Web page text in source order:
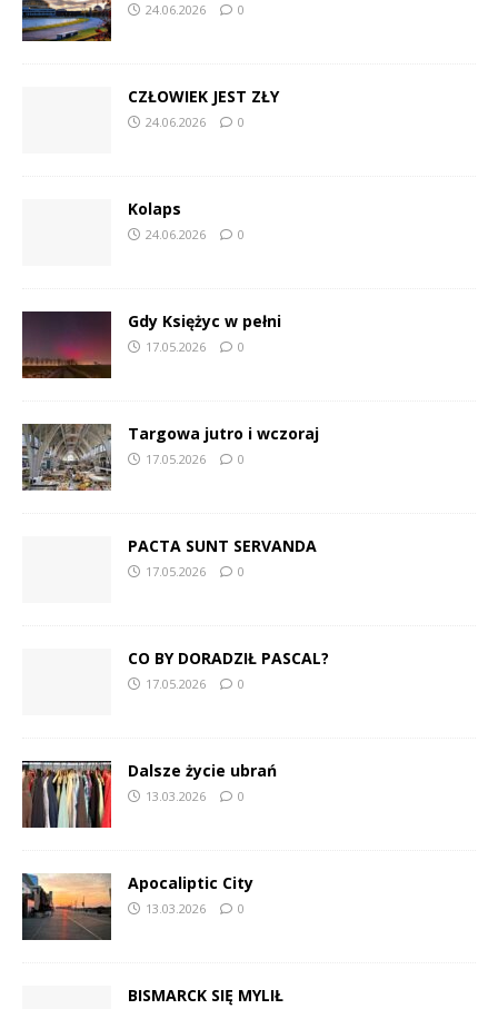
24.06.2026 0
CZŁOWIEK JEST ZŁY
24.06.2026 0
Kolaps
24.06.2026 0
Gdy Księżyc w pełni
17.05.2026 0
Targowa jutro i wczoraj
17.05.2026 0
PACTA SUNT SERVANDA
17.05.2026 0
CO BY DORADZIŁ PASCAL?
17.05.2026 0
Dalsze życie ubrań
13.03.2026 0
Apocaliptic City
13.03.2026 0
BISMARCK SIĘ MYLIŁ